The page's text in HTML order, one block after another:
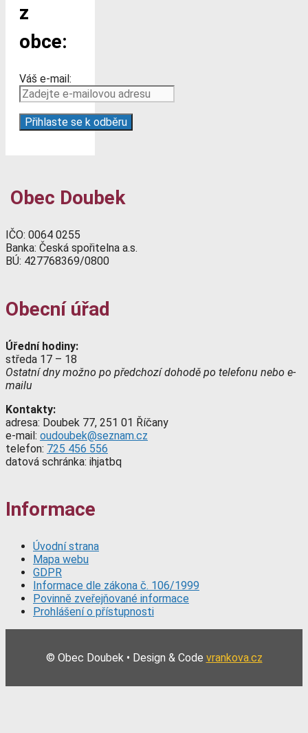
z
obce:
Váš e-mail:
Obec Doubek
IČO: 0064 0255
Banka: Česká spořitelna a.s.
BÚ: 427768369/0800
Obecní úřad
Úřední hodiny:
středa 17 – 18
Ostatní dny možno po předchozí dohodě po telefonu nebo e-
mailu
Kontakty:
adresa: Doubek 77, 251 01 Říčany
e-mail: oudoubek@seznam.cz
telefon: 725 456 556
datová schránka: ihjatbq
Informace
Úvodní strana
Mapa webu
GDPR
Informace dle zákona č. 106/1999
Povinně zveřejňované informace
Prohlášení o přístupnosti
© Obec Doubek • Design & Code vrankova.cz